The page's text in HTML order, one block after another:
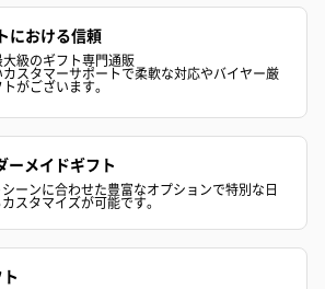
ブーケ（ホワイトグリ
ブーケ（ピン
における信頼
大級のギフト専門通販
スタマーサポートで柔軟な対応やバイヤー厳
がございます。
ーメイドギフト
ーンに合わせた豊富なオプションで特別な日
スタマイズが可能です。